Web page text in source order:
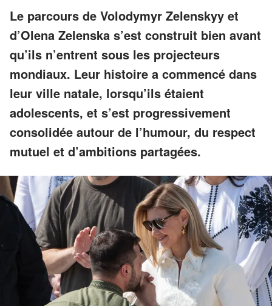
Le parcours de Volodymyr Zelenskyy et
d’Olena Zelenska s’est construit bien avant
qu’ils n’entrent sous les projecteurs
mondiaux. Leur histoire a commencé dans
leur ville natale, lorsqu’ils étaient
adolescents, et s’est progressivement
consolidée autour de l’humour, du respect
mutuel et d’ambitions partagées.